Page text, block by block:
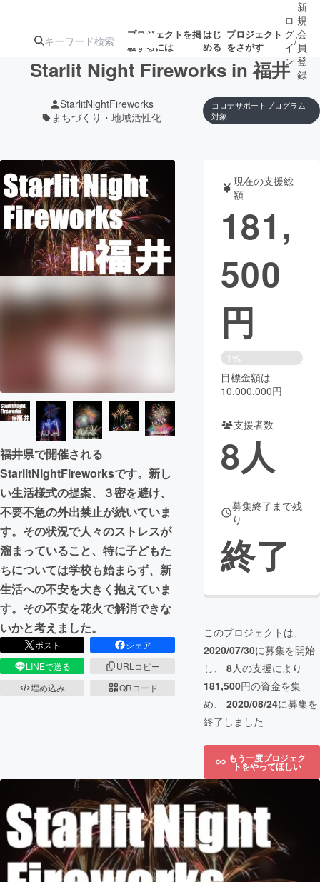
プロジェクトを掲
載するには
はじ
める
プロジェクト
をさがす
人気のプロ 注目のリ 注目の新着プロ
募集終了が近いプ もうすぐ公開
アート・写真 音楽
テクノロジー・ガジェット
映像・映画 書籍・雑誌
ビジネス・起業
まちづくり・地域活性化
CAMPFIRE for Social Good CAMPFIRE Creation
CAMPFIREふるさと納税machi-ya
ロ
グ
イ
ン
/
新
規
会
員
登
録
Starlit Night Fireworks in 福井
StarlitNightFireworks
まちづくり・地域活性化
コロナサポートプログラム
対象
福井県で開催される
StarlitNightFireworksです。新し
い生活様式の提案、３密を避け、
不要不急の外出禁止が続いていま
す。その状況で人々のストレスが
溜まっていること、特に子どもた
ちについては学校も始まらず、新
生活への不安を大きく抱えていま
す。その不安を花火で解消できな
いかと考えました。
ポスト
シェア
LINEで送る
URLコピー
埋め込み
QRコード
現在の支援総
額
181,
500
円
1%
目標金額は
10,000,000円
支援者数
8人
募集終了まで残
り
終了
このプロジェクトは、
2020/07/30に募集を開始
し、 8人の支援により
181,500円の資金を集
め、 2020/08/24に募集を
終了しました
もう一度プロジェク
トをやってほしい